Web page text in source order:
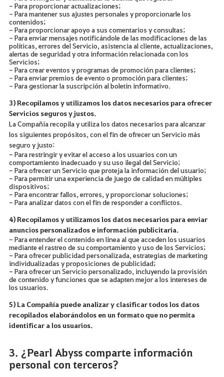
- Para proporcionar actualizaciones;
- Para mantener sus ajustes personales y proporcionarle los
contenidos;
- Para proporcionar apoyo a sus comentarios y consultas;
- Para enviar mensajes notificándole de las modificaciones de las
políticas, errores del Servicio, asistencia al cliente, actualizaciones,
alertas de seguridad y otra información relacionada con los
Servicios;
- Para crear eventos y programas de promoción para clientes;
- Para enviar premios de evento o promoción para clientes;
- Para gestionar la suscripción al boletín informativo.
3) Recopilamos y utilizamos los datos necesarios para ofrecer
Servicios seguros y justos.
La Compañía recopila y utiliza los datos necesarios para alcanzar
los siguientes propósitos, con el fin de ofrecer un Servicio más
seguro y justo:
- Para restringir y evitar el acceso a los usuarios con un
comportamiento inadecuado y su uso ilegal del Servicio;
- Para ofrecer un Servicio que proteja la información del usuario;
- Para permitir una experiencia de juego de calidad en múltiples
dispositivos;
- Para encontrar fallos, errores, y proporcionar soluciones;
- Para analizar datos con el fin de responder a conflictos.
4) Recopilamos y utilizamos los datos necesarios para enviar
anuncios personalizados e información publicitaria.
- Para entender el contenido en línea al que acceden los usuarios
mediante el rastreo de su comportamiento y uso de los Servicios;
- Para ofrecer publicidad personalizada, estrategias de marketing
individualizadas y proposiciones de publicidad;
- Para ofrecer un Servicio personalizado, incluyendo la provisión
de contenido y funciones que se adapten mejor a los intereses de
los usuarios.
5) La Compañía puede analizar y clasificar todos los datos
recopilados elaborándolos en un formato que no permita
identificar a los usuarios.
3. ¿Pearl Abyss comparte información
personal con terceros?